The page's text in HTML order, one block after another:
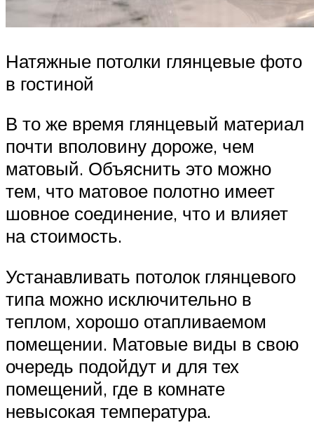
Натяжные потолки глянцевые фото
в гостиной
В то же время глянцевый материал
почти вполовину дороже, чем
матовый. Объяснить это можно
тем, что матовое полотно имеет
шовное соединение, что и влияет
на стоимость.
Устанавливать потолок глянцевого
типа можно исключительно в
теплом, хорошо отапливаемом
помещении. Матовые виды в свою
очередь подойдут и для тех
помещений, где в комнате
невысокая температура.